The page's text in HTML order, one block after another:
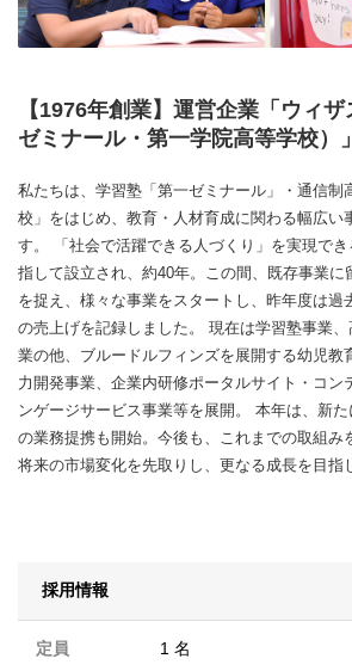
【1976年創業】運営企業「ウィ
ゼミナール・第一学院高等学校）
私たちは、学習塾「第一ゼミナール」・通信制
校」をはじめ、教育・人材育成に関わる幅広い
す。 「社会で活躍できる人づくり」を実現で
指して設立され、約40年。この間、既存事業に
を捉え、様々な事業をスタートし、昨年度は過
の売上げを記録しました。 現在は学習塾事業
業の他、ブルードルフィンズを展開する幼児教
力開発事業、企業内研修ポータルサイト・コン
ンゲージサービス事業等を展開。 本年は、新
の業務提携も開始。今後も、これまでの取組み
将来の市場変化を先取りし、更なる成長を目指
採用情報
定員 1 名